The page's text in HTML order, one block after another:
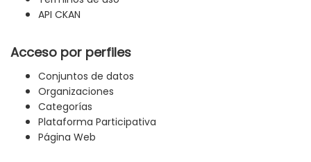
API CKAN
Acceso por perfiles
Conjuntos de datos
Organizaciones
Categorías
Plataforma Participativa
Página Web